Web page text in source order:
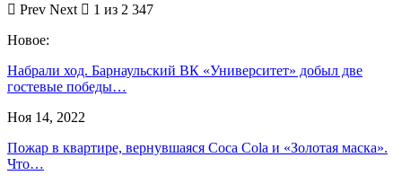
Prev Next
1 из 2 347
Новое:
Набрали ход. Барнаульский ВК «Университет» добыл две
гостевые победы…
Ноя 14, 2022
Пожар в квартире, вернувшаяся Coca Cola и «Золотая маска».
Что…